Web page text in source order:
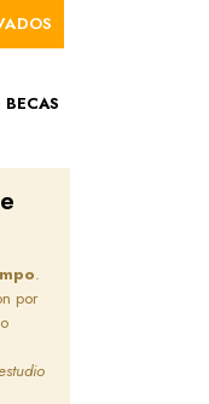
BECAS
.
por
o